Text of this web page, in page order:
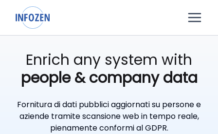
Enrich any system with
people & company data
Fornitura di dati pubblici aggiornati su persone e
aziende tramite scansione web in tempo reale,
pienamente conformi al GDPR.